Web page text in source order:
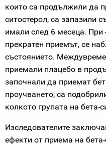
които са продължили да
ситостерол, са запазили
имали след 6 месеца.
прекратен приемът, се
състоянието.
приемали плацебо в
започнали да приемат
проучването, са
колкото групата на бета-
Изследователите
ефекти от приема на